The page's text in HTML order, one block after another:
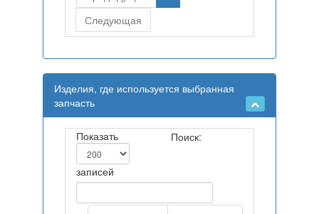
Следующая
Изделия, где используется выбранная
запчасть
Показать
записей
Поиск: